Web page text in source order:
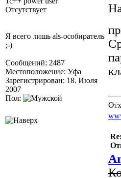
Отсутствует
Я всего лишь als-особиратель
;-)
Сообщений: 2487
Местоположение: Уфа
Зарегистрирован: 18. Июля
2007
Пол: